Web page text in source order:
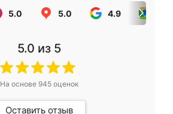
5.0 5.0 4.9
5.0 из 5
На основе 945оценок
Оставить отзыв